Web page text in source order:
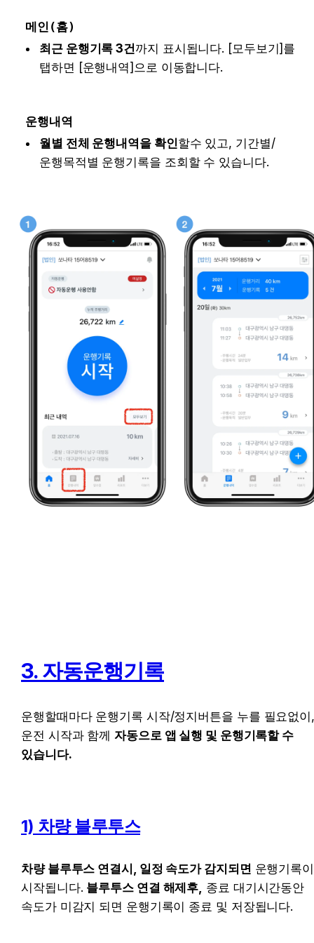
메인(홈)
최근 운행기록 3건까지 표시됩니다. [모두보기]를
탭하면 [운행내역]으로 이동합니다.
운행내역
월별 전체 운행내역을 확인할수 있고, 기간별/
운행목적별 운행기록을 조회할 수 있습니다.
3. 자동운행기록
운행할때마다 운행기록 시작/정지버튼을 누를 필요없이
운전 시작과 함께 자동으로 앱 실행 및 운행기록할 수
있습니다.
1) 차량 블루투스
차량 블루투스 연결시, 일정 속도가 감지되면 운행기록이
시작됩니다. 블루투스 연결 해제후, 종료 대기시간동안
속도가 미감지 되면 운행기록이 종료 및 저장됩니다.